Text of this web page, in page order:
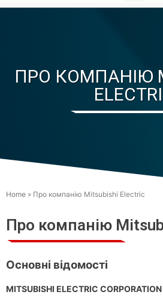
ПРО КОМПАНIЮ
Home » Про компанiю Mitsubishi Electric
Про компанiю
Основні відомості
MITSUBISHI ELECTRIC